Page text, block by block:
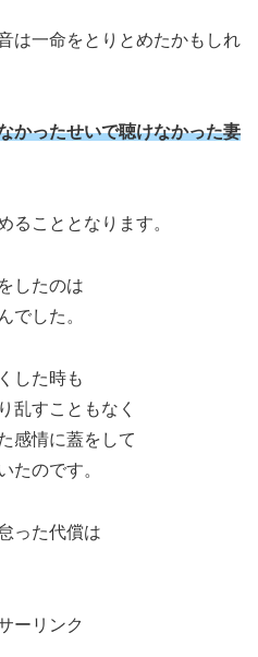
は一命をとりとめたかもしれ
かったせいで聴けなかった妻
ることとなります。
したのは
でした。
した時も
乱すこともなく
感情に蓋をして
たのです。
った代償は
ーリンク